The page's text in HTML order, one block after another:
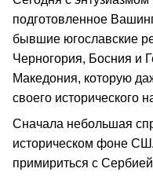
подготовленное
бывшие югославские
Черногория, Босния и
Македония, которую
своего исторического
Сначала небольшая
историческом фоне
примириться с